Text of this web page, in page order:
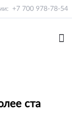
+7 700 978-78-54
ста